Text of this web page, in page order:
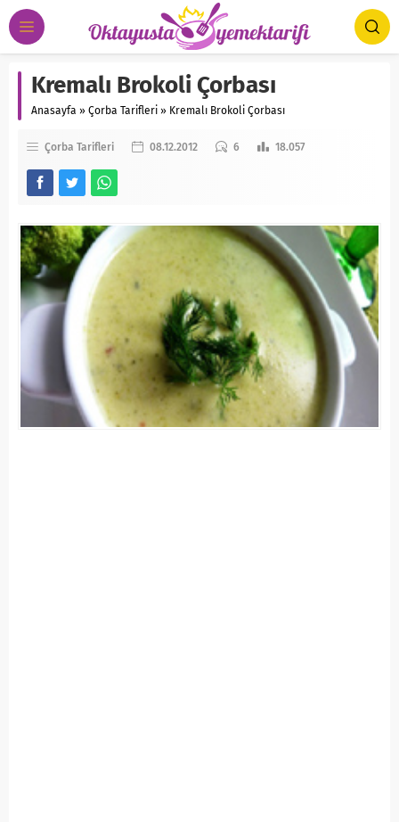
Kremalı Brokoli Çorbası
Anasayfa » Çorba Tarifleri » Kremalı Brokoli Çorbası
Çorba Tarifleri 08.12.2012 6 18.057